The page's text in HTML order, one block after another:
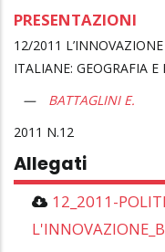
PRESENTAZIONI
12/2011
ITALIANE: GEOGRAFIA
BATTAGLINI E.
2011
12
Allegati
12_2011-